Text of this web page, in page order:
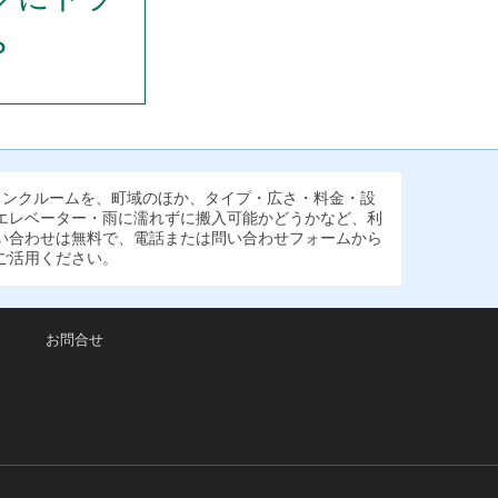
クルームを、町域のほか、タイプ・広さ・料金・設
ベーター・雨に濡れずに搬入可能かどうかなど、利
わせは無料で、電話または問い合わせフォームから
用ください。
お問合せ